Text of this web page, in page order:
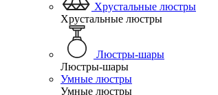
Хрустальные люстры
Хрустальные люстры
Люстры-шары
Люстры-шары
Умные люстры
Умные люстры